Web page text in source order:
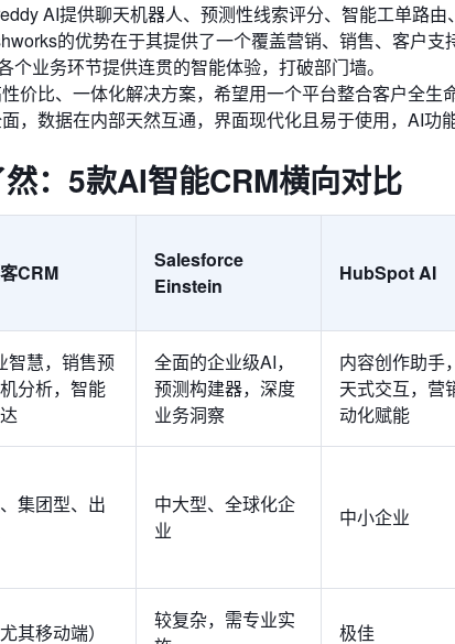
AI提供聊天机器人、预测性线索评分、智能工单路由
的优势在于其提供了一个覆盖营销、销售、客户
个业务环节提供连贯的智能体验，打破部门墙。
价比、一体化解决方案，希望用一个平台整合客户全生
，数据在内部天然互通，界面现代化且易于使用，AI功
：5款AI智能CRM横向对比
CRM
Salesforce
Einstein
HubSpot AI
智慧，销售预
分析，智能
全面的企业级AI，
预测构建器，深度
业务洞察
内容创作助手
天式交互，营
动化赋能
集团型、出
中大型、全球化企
业
中小企业
其移动端）
较复杂，需专业实
极佳